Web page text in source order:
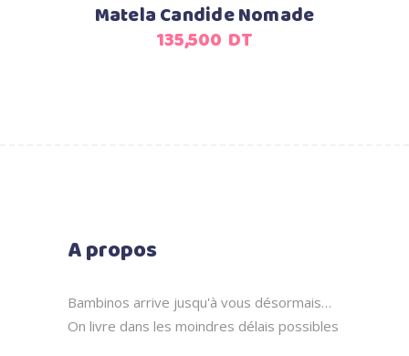
Matela Candide Nomade
135,500 DT
A propos
Bambinos arrive jusqu'à vous désormais…
On livre dans les moindres délais possibles